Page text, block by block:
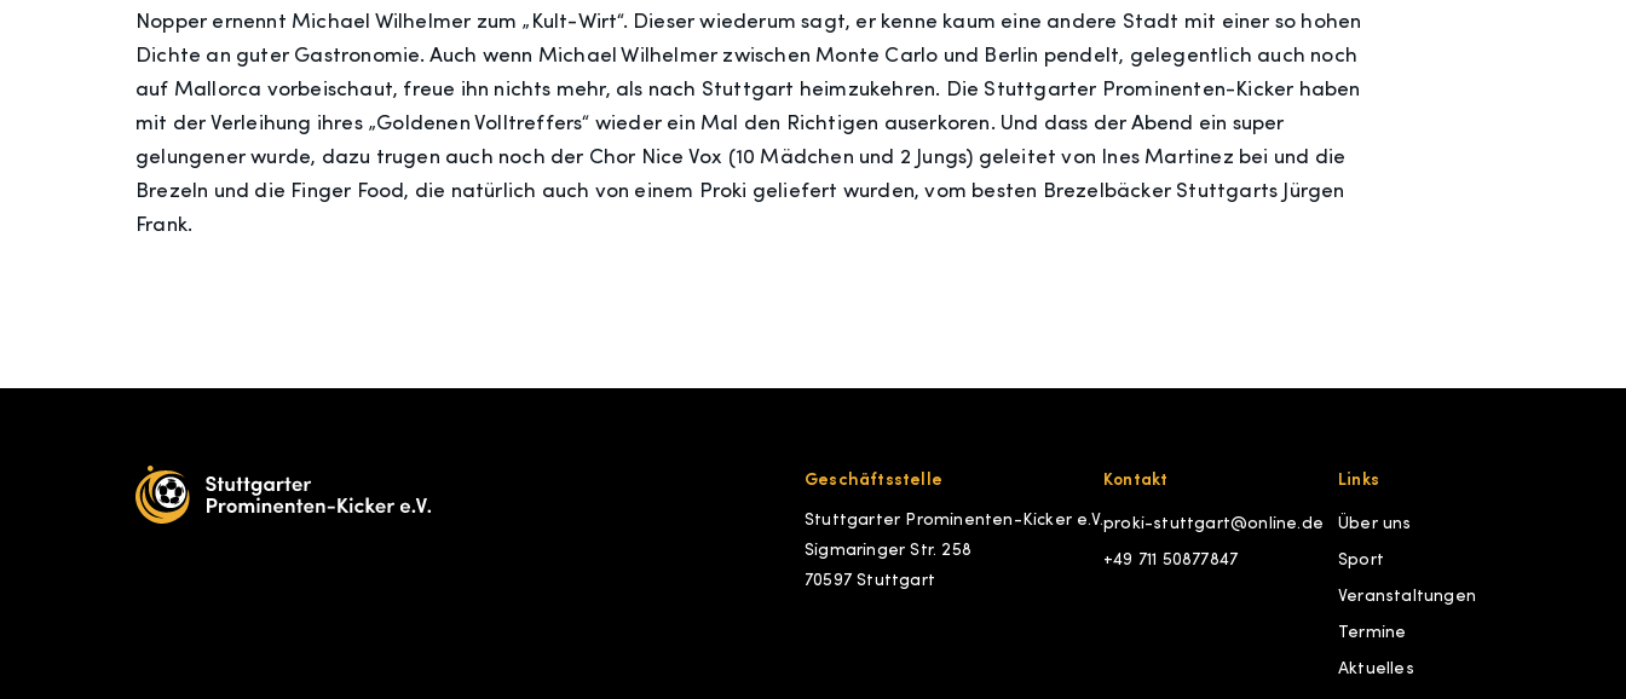
Nopper ernennt Michael Wilhelmer zum „Kult-Wirt“. Dieser wiederum sagt, er kenne kaum eine andere Stadt mit einer so hohen
Dichte an guter Gastronomie. Auch wenn Michael Wilhelmer zwischen Monte Carlo und Berlin pendelt, gelegentlich auch noch
auf Mallorca vorbeischaut, freue ihn nichts mehr, als nach Stuttgart heimzukehren. Die Stuttgarter Prominenten-Kicker haben
mit der Verleihung ihres „Goldenen Volltreffers“ wieder ein Mal den Richtigen auserkoren. Und dass der Abend ein super
gelungener wurde, dazu trugen auch noch der Chor Nice Vox (10 Mädchen und 2 Jungs) geleitet von Ines Martinez bei und die
Brezeln und die Finger Food, die natürlich auch von einem Proki geliefert wurden, vom besten Brezelbäcker Stuttgarts Jürgen
Frank.
Geschäftsstelle
Stuttgarter Prominenten-Kicker e.V.
Sigmaringer Str. 258
70597 Stuttgart
Kontakt
proki-stuttgart@online.de
+49 711 50877847
Links
Über uns
Sport
Veranstaltungen
Termine
Aktuelles